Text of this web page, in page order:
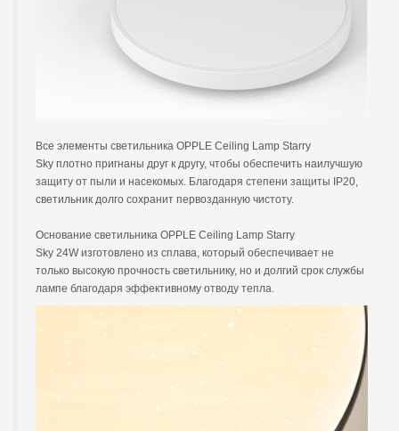
Все элементы светильника OPPLE Ceiling Lamp Starry
Sky плотно пригнаны друг к другу, чтобы обеспечить наилучшую
защиту от пыли и насекомых. Благодаря степени защиты IP20,
светильник долго сохранит первозданную чистоту.
Основание светильника OPPLE Ceiling Lamp Starry
Sky 24Wизготовлено из сплава, который обеспечивает не
только высокую прочность светильнику, но и долгий срок службы
лампе благодаря эффективному отводу тепла.​